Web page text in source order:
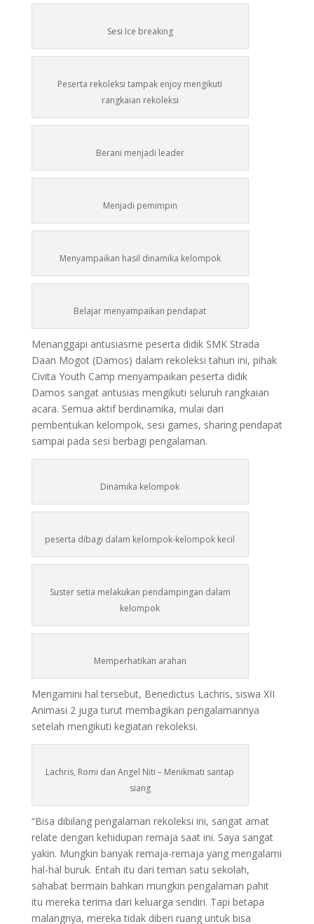
Sesi Ice breaking
Peserta rekoleksi tampak enjoy mengikuti
rangkaian rekoleksi
Berani menjadi leader
Menjadi pemimpin
Menyampaikan hasil dinamika kelompok
Belajar menyampaikan pendapat
Menanggapi antusiasme peserta didik SMK Strada
Daan Mogot (Damos) dalam rekoleksi tahun ini, pihak
Civita Youth Camp menyampaikan peserta didik
Damos sangat antusias mengikuti seluruh rangkaian
acara. Semua aktif berdinamika, mulai dari
pembentukan kelompok, sesi games, sharing pendapat
sampai pada sesi berbagi pengalaman.
Dinamika kelompok
peserta dibagi dalam kelompok-kelompok kecil
Suster setia melakukan pendampingan dalam
kelompok
Memperhatikan arahan
Mengamini hal tersebut, Benedictus Lachris, siswa XII
Animasi 2 juga turut membagikan pengalamannya
setelah mengikuti kegiatan rekoleksi.
Lachris, Romi dan Angel Niti – Menikmati santap
siang
“Bisa dibilang pengalaman rekoleksi ini, sangat amat
relate dengan kehidupan remaja saat ini. Saya sangat
yakin. Mungkin banyak remaja-remaja yang mengalami
hal-hal buruk. Entah itu dari teman satu sekolah,
sahabat bermain bahkan mungkin pengalaman pahit
itu mereka terima dari keluarga sendiri. Tapi betapa
malangnya, mereka tidak diberi ruang untuk bisa